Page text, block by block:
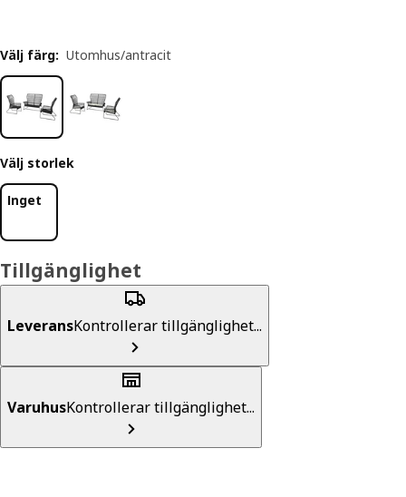
Välj färg: Utomhus/antracit
Välj storlek
Inget
Tillgänglighet
LeveransKontrollerar tillgänglighet...
VaruhusKontrollerar tillgänglighet...